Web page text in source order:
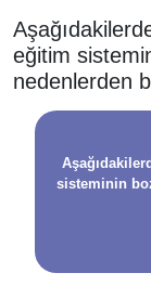
eğitim
nedenlerden
sisteminin